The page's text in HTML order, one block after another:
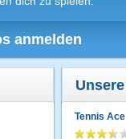
anmelden
Tennis Ace